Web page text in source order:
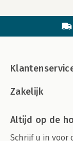
Zakelijk
Altijd op de
Schrijf u in voor